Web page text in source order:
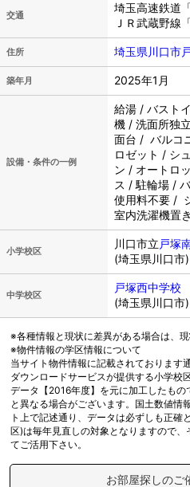
交通
埼玉高速鉄道
ＪＲ武蔵野線
住所 埼玉県川口市
築年月 2025年1月
設備・条件の一例
給湯 / バスト
機 / 洗面所独
面台 / バルコ
ロゼット / シ
ン / オートロ
ス / 駐輪場 /
使用料不要 /
室内洗濯機置
小学校区
川口市立 戸塚
(埼玉県川口市)
中学校区
戸塚西中学校
(埼玉県川口市)
※各種情報と現状に差異がある場合は、現
※物件情報の学区情報について
当サイト物件情報に記載されております
ダウンロードサービスが提供する小学校
データ【2016年度】を元に加工したも
と異なる場合がございます。国土数値情
ト上で記述通り、データは必ずしも正確
区)は毎年見直しの対象となりますので
てご活用下さい。
お部屋探しのご